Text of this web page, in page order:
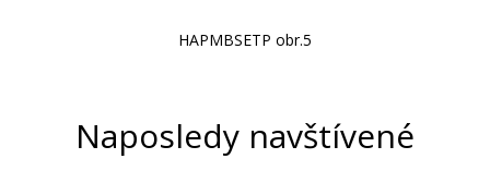
HAPMBSETP obr.5
Naposledy navštívené